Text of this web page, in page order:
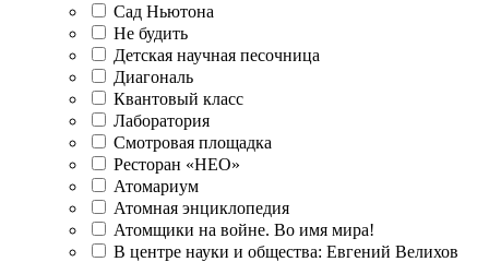
Сад Ньютона
Не будить
Детская научная песочница
Диагональ
Квантовый класс
Лаборатория
Смотровая площадка
Ресторан «НЕО»
Атомариум
Атомная энциклопедия
Атомщики на войне. Во имя мира!
В центре науки и общества: Евгений Велихов